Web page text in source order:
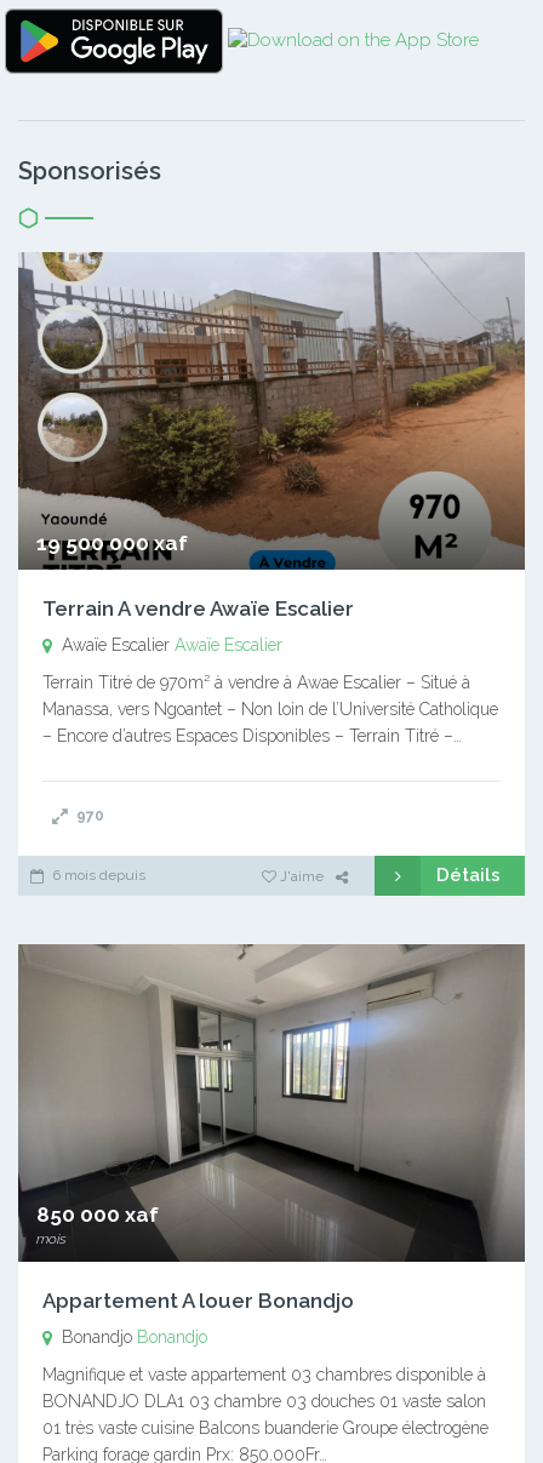
Sponsorisés
19 500 000 xaf
Terrain A vendre Awaïe Escalier
Awaïe Escalier Awaïe Escalier
Terrain Titré de 970m² à vendre à Awae Escalier – Situé à
Manassa, vers Ngoantet – Non loin de l’Université Catholique
– Encore d’autres Espaces Disponibles – Terrain Titré –…
970
6 mois depuis J'aime Détails
850 000 xaf
mois
Appartement A louer Bonandjo
Bonandjo Bonandjo
Magnifique et vaste appartement 03 chambres disponible à
BONANDJO DLA1 03 chambre 03 douches 01 vaste salon
01 très vaste cuisine Balcons buanderie Groupe électrogène
Parking forage gardin Prx: 850.000Fr…